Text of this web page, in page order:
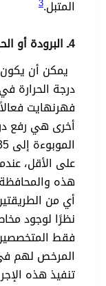
المتبل.
4ـ البرودة أو الحرارة المفرطة
يمكن أن
فهرنهايت
أخرى هي رفع
على الأقل،
هذه والمحافظة
أي من
نظرًا لوجود
فقط
المرخص لهم في
تنفيذ هذه